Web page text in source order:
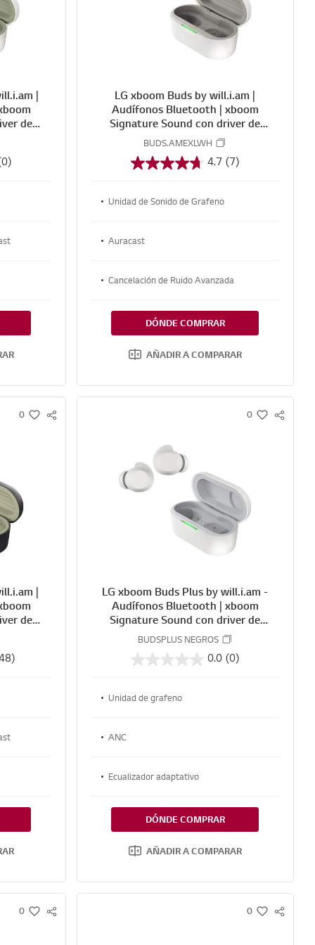
|
de
LG xboom Buds by will.i.am |
Audífonos Bluetooth | xboom
Signature Sound con driver de
grafeno | Color Blanco
BUDS.AMEXLWH
4.7 (7)
Unidad de Sonido de Grafeno
Auracast
Cancelación de Ruido Avanzada
DÓNDE COMPRAR
AÑADIR A COMPARAR
0
w
S
|
de
0
w
S
LG xboom Buds Plus by will.i.am -
Audífonos Bluetooth | xboom
Signature Sound con driver de
grafeno | BUDSPLUS BLANCOS
BUDSPLUS NEGROS
0.0 (0)
Unidad de grafeno
ANC
Ecualizador adaptativo
DÓNDE COMPRAR
AÑADIR A COMPARAR
0
w
S
0
w
S